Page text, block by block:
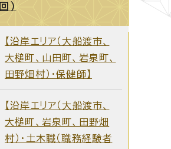
回）
【沿岸エリア（大船渡市、
大槌町、山田町、岩泉町、
田野畑村）・保健師】
【沿岸エリア（大船渡市、
大槌町、岩泉町、田野畑
村）・土木職（職務経験者